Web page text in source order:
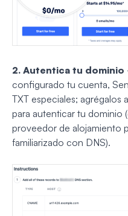
2. Autentica tu dominio
configurado tu cuenta,
TXT especiales;
para autenticar tu dominio
proveedor de alojamiento
familiarizado con DNS).